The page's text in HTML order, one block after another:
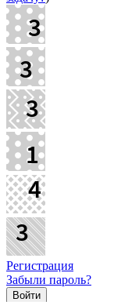
Регистрация
Забыли пароль?